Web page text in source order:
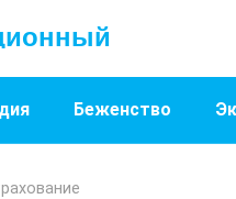
Беженство